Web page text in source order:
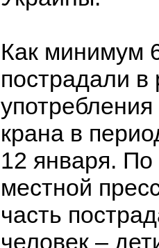
Как минимум
пострадали в
крана в
12 января.
местной
часть
человек –